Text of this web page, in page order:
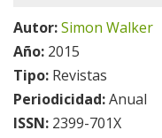
Autor:Simon Walker
Año: 2015
Tipo: Revistas
Periodicidad:Anual
ISSN: 2399-701X